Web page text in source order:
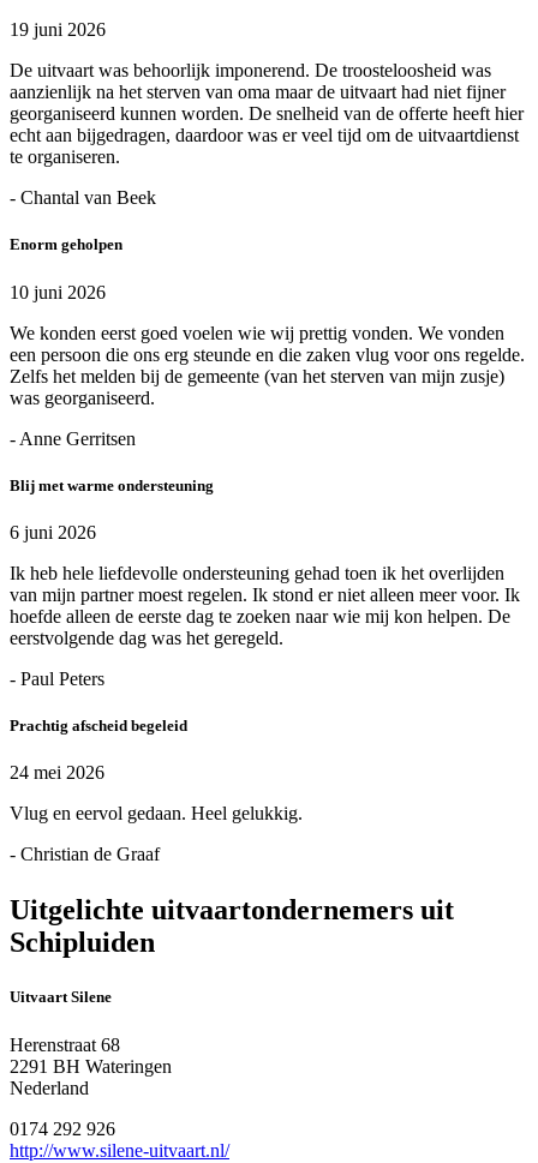
19 juni 2026
De uitvaart was behoorlijk imponerend. De troosteloosheid was
aanzienlijk na het sterven van oma maar de uitvaart had niet fijner
georganiseerd kunnen worden. De snelheid van de offerte heeft hier
echt aan bijgedragen, daardoor was er veel tijd om de uitvaartdienst
te organiseren.
- Chantal van Beek
Enorm geholpen
10 juni 2026
We konden eerst goed voelen wie wij prettig vonden. We vonden
een persoon die ons erg steunde en die zaken vlug voor ons regelde.
Zelfs het melden bij de gemeente (van het sterven van mijn zusje)
was georganiseerd.
- Anne Gerritsen
Blij met warme ondersteuning
6 juni 2026
Ik heb hele liefdevolle ondersteuning gehad toen ik het overlijden
van mijn partner moest regelen. Ik stond er niet alleen meer voor. Ik
hoefde alleen de eerste dag te zoeken naar wie mij kon helpen. De
eerstvolgende dag was het geregeld.
- Paul Peters
Prachtig afscheid begeleid
24 mei 2026
Vlug en eervol gedaan. Heel gelukkig.
- Christian de Graaf
Uitgelichte uitvaartondernemers uit
Schipluiden
Uitvaart Silene
Herenstraat 68
2291 BH Wateringen
Nederland
0174 292 926
http://www.silene-uitvaart.nl/